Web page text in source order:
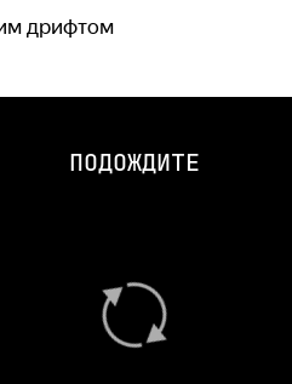
дрифтом
ПОДОЖДИТЕ